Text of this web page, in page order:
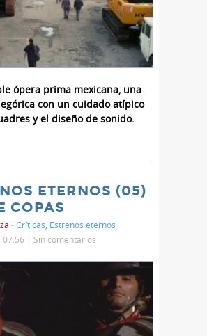
ópera prima mexicana, una
con un cuidado atípico
y el diseño de sonido.
ETERNOS (05)
COPAS
-Críticas Estrenos eternos
07:56 | Sin comentarios